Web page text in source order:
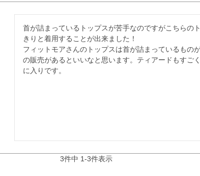
首が詰まっているトップスが苦手なのですがこちらの
きりと着用することが出来ました！
フィットモアさんのトップスは首が詰まっているもの
の販売があるといいなと思います。ティアードもすご
に入りです。
3件中 1-3件表示